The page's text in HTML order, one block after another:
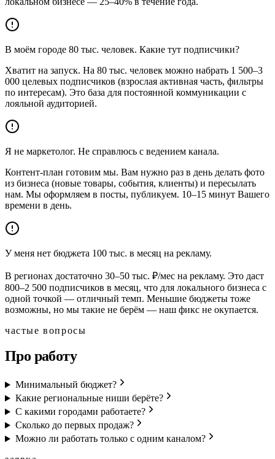
В моём городе 80 тыс. человек. Какие тут подписчики?
Хватит на запуск. На 80 тыс. человек можно набрать 1 500–3
000 целевых подписчиков (взрослая активная часть, фильтры
по интересам). Это база для постоянной коммуникации с
лояльной аудиторией.
Я не маркетолог. Не справлюсь с ведением канала.
Контент-план готовим мы. Вам нужно раз в день делать фото
из бизнеса (новые товары, события, клиенты) и пересылать
нам. Мы оформляем в посты, публикуем. 10–15 минут Вашего
времени в день.
У меня нет бюджета 100 тыс. в месяц на рекламу.
В регионах достаточно 30–50 тыс. ₽/мес на рекламу. Это даст
800–2 500 подписчиков в месяц, что для локального бизнеса с
одной точкой — отличный темп. Меньшие бюджеты тоже
возможны, но мы такие не берём — наш фикс не окупается.
частые вопросы
Про работу
Минимальный бюджет?
Какие региональные ниши берёте?
С какими городами работаете?
Сколько до первых продаж?
Можно ли работать только с одним каналом?